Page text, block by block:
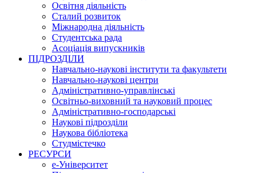
Освітня діяльність
Сталий розвиток
Міжнародна діяльність
Студентська рада
Асоціація випускників
ПІДРОЗДІЛИ
Навчально-наукові інститути та факультети
Навчально-наукові центри
Адміністративно-управлінські
Освітньо-виховний та науковий процес
Адміністративно-господарські
Наукові підрозділи
Наукова бібліотека
Студмістечко
РЕСУРСИ
е-Університет